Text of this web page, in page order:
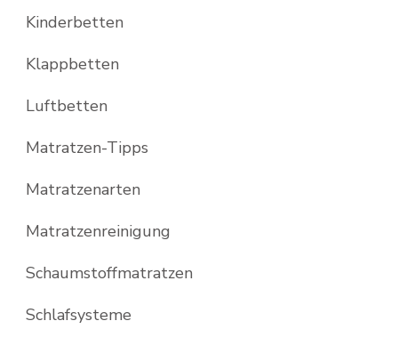
Kinderbetten
Klappbetten
Luftbetten
Matratzen-Tipps
Matratzenarten
Matratzenreinigung
Schaumstoffmatratzen
Schlafsysteme